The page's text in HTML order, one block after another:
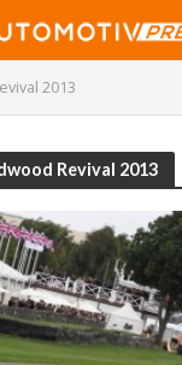
2013
Revival 2013